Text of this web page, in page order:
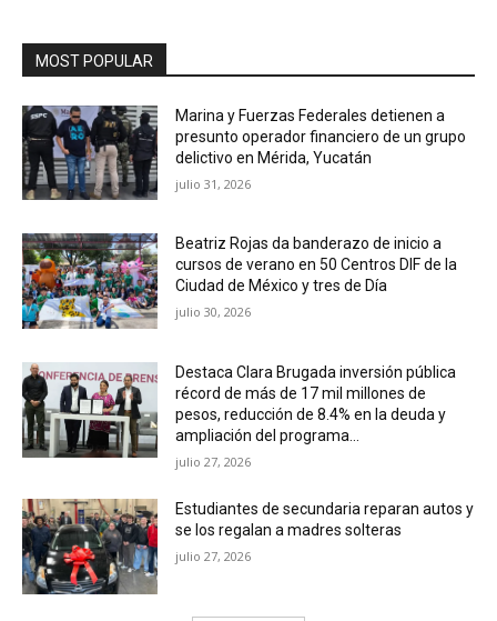
MOST POPULAR
Marina y Fuerzas Federales detienen a
presunto operador financiero de un grupo
delictivo en Mérida, Yucatán
julio 31, 2026
Beatriz Rojas da banderazo de inicio a
cursos de verano en 50 Centros DIF de la
Ciudad de México y tres de Día
julio 30, 2026
Destaca Clara Brugada inversión pública
récord de más de 17 mil millones de
pesos, reducción de 8.4% en la deuda y
ampliación del programa...
julio 27, 2026
Estudiantes de secundaria reparan autos y
se los regalan a madres solteras
julio 27, 2026